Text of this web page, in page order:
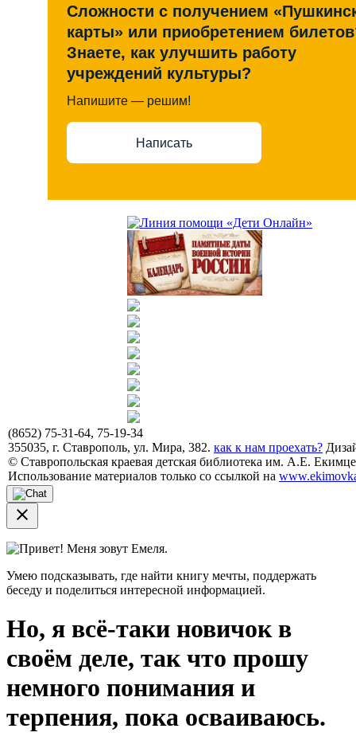
Сложности с получением
карты» или приобретением
Знаете, как улучшить работу
учреждений культуры?
Напишите — решим!
Написать
(8652) 75-31-64, 75-19-34
355035, г. Ставрополь, ул. Мира, 382. как к нам проехать?
© Ставропольская краевая детская библиотека им. А.Е.
Использование материалов только со ссылкой на
close
Привет! Меня зовут Емеля.
Умею подсказывать, где найти книгу мечты, поддержать
беседу и поделиться интересной информацией.
Но, я всё-таки новичок в
своём деле, так что прошу
немного понимания и
терпения, пока осваиваюсь.